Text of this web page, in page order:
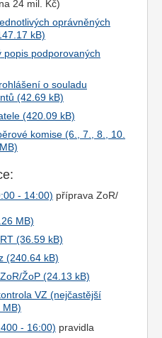
24 mil. Kč)
oprávněných
popis podporovaných
o souladu
komise (6., 7., 8., 10.
- 14:00) příprava ZoR/
ŽoP
VZ (nejčastější
- 16:00) pravidla